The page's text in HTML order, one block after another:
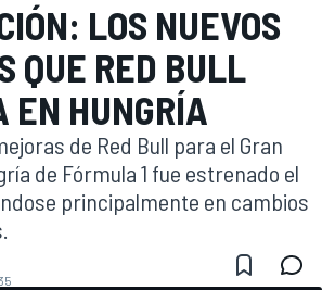
LOS NUEVOS
QUE RED BULL
EN HUNGRÍA
de Red Bull para el Gran
de Fórmula 1 fue estrenado el
principalmente en cambios